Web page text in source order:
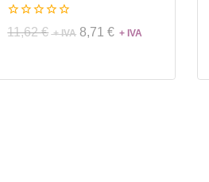
0
de
11,62€ 8,71€